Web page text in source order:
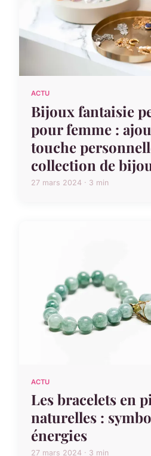
ACTU
Bijoux fantaisie
pour femme :
touche
collection de
27 mars 2024 · 3 min
ACTU
Les bracelets en
naturelles :
énergies
27 mars 2024 · 3 min